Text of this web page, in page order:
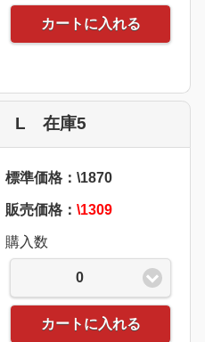
カートに入れる
L 在庫5
標準価格：\1870
販売価格： \1309
購入数
0
カートに入れる